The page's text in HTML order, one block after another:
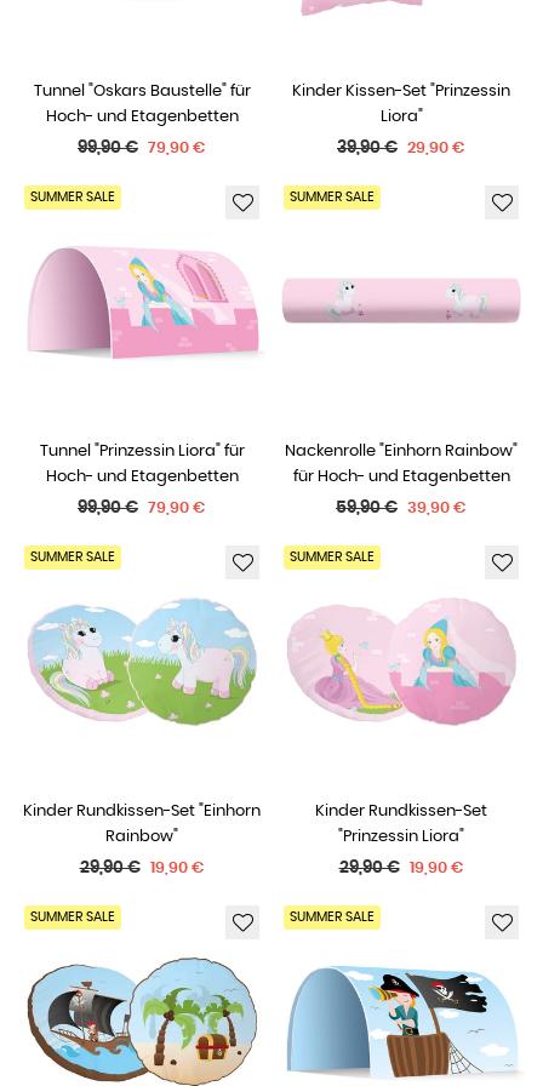
Tunnel "Oskars Baustelle" für
Hoch- und Etagenbetten
Normaler
99,90 € 79,90 €
Kinder Kissen-Set "Prinzessin
Liora"
Normaler
39,90 € 29,90 €
SUMMER SALE
Tunnel "Prinzessin Liora" für
Hoch- und Etagenbetten
Normaler
99,90 € 79,90 €
SUMMER SALE
Nackenrolle "Einhorn Rainbow"
für Hoch- und Etagenbetten
Normaler
59,90 € 39,90 €
SUMMER SALE
Kinder Rundkissen-Set "Einhorn
Rainbow"
Normaler
29,90 € 19,90 €
SUMMER SALE
Kinder Rundkissen-Set
"Prinzessin Liora"
Normaler
29,90 € 19,90 €
SUMMER SALE SUMMER SALE